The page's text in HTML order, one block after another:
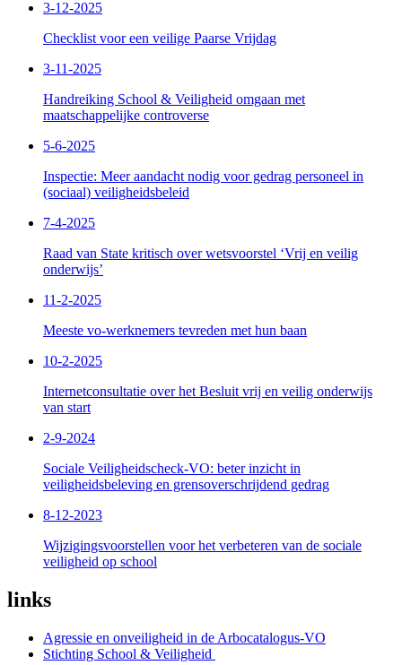
3-12-2025
Checklist voor een veilige Paarse Vrijdag
3-11-2025
Handreiking School & Veiligheid omgaan met
maatschappelijke controverse
5-6-2025
Inspectie: Meer aandacht nodig voor gedrag personeel in
(sociaal) veiligheidsbeleid
7-4-2025
Raad van State kritisch over wetsvoorstel ‘Vrij en veilig
onderwijs’
11-2-2025
Meeste vo-werknemers tevreden met hun baan
10-2-2025
Internetconsultatie over het Besluit vrij en veilig onderwijs
van start
2-9-2024
Sociale Veiligheidscheck-VO: beter inzicht in
veiligheidsbeleving en grensoverschrijdend gedrag
8-12-2023
Wijzigingsvoorstellen voor het verbeteren van de sociale
veiligheid op school
links
Agressie en onveiligheid in de Arbocatalogus-VO
Stichting School & Veiligheid